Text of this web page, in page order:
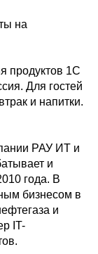
на
продуктов 1С
Для гостей
и напитки.
РАУ ИТ и
и
года. В
бизнесом в
и
IT-